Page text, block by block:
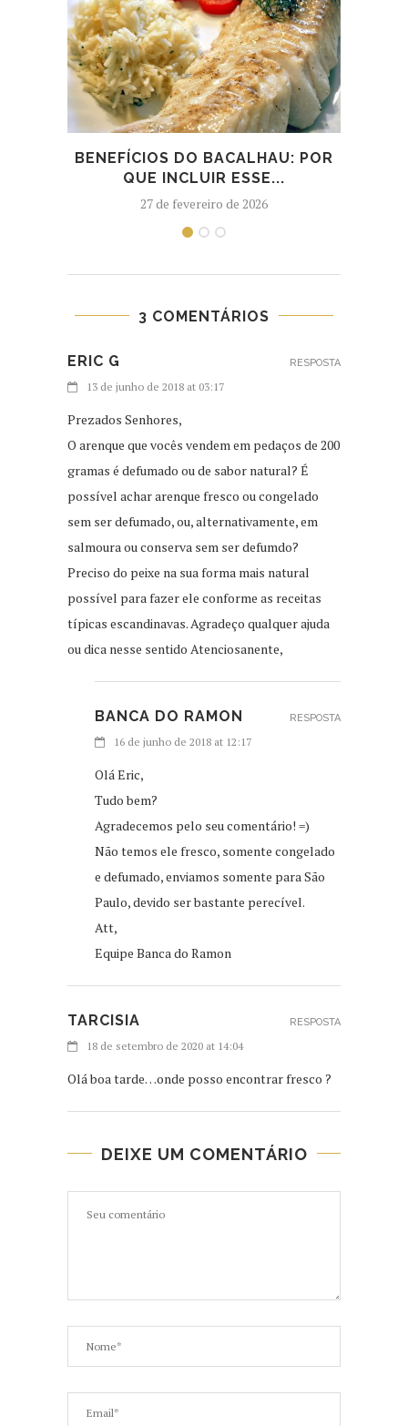
BENEFÍCIOS DO BACALHAU: POR
QUE INCLUIR ESSE...
27 de fevereiro de 2026
3 COMENTÁRIOS
ERIC G
13 de junho de 2018 at 03:17
Prezados Senhores,
O arenque que vocês vendem em pedaços de 200
gramas é defumado ou de sabor natural? É
possível achar arenque fresco ou congelado
sem ser defumado, ou, alternativamente, em
salmoura ou conserva sem ser defumdo?
Preciso do peixe na sua forma mais natural
possível para fazer ele conforme as receitas
típicas escandinavas. Agradeço qualquer ajuda
ou dica nesse sentido Atenciosanente,
RESPOSTA
BANCA DO RAMON
16 de junho de 2018 at 12:17
Olá Eric,
Tudo bem?
Agradecemos pelo seu comentário! =)
Não temos ele fresco, somente congelado
e defumado, enviamos somente para São
Paulo, devido ser bastante perecível.
Att,
Equipe Banca do Ramon
RESPOSTA
TARCISIA
18 de setembro de 2020 at 14:04
Olá boa tarde…onde posso encontrar fresco ?
RESPOSTA
DEIXE UM COMENTÁRIO